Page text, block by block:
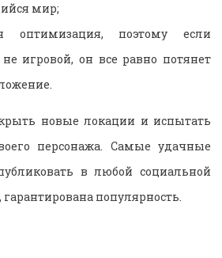
мир;
оптимизация, поэтому если
игровой, он все равно потянет
новые локации и испытать
персонажа. Самые удачные
в любой социальной
популярность.